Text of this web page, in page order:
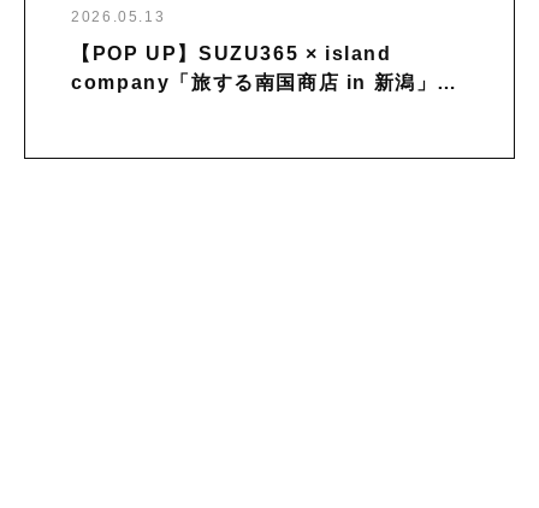
2026.05.13
【POP UP】SUZU365 × island
company「旅する南国商店 in 新潟」を